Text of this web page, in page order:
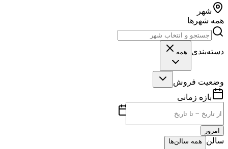
شهر
همه شهرها
دسته‌بندی همه
وضعیت فروش
بازه زمانی
امروز
سالن همه سالن‌ها